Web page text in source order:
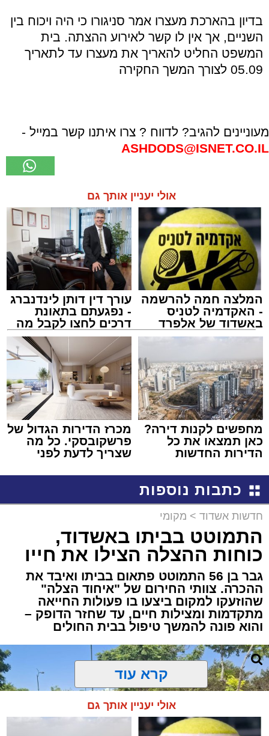
בדיון בהארכת מעצרו אמר סניגורו כי היה ויכוח בין
השניים, אך אין לו קשר לאירוע ההצתה. בית
המשפט החליט להאריך את מעצרו עד לתאריך
05.09 לצורך המשך החקירה
מעוניינים להגיב? לדווח ? צרו איתנו קשר במייל -
ASHDODS@ISNET.CO.IL
אולי יעניין אותך גם
המלצה חמה להרשמה
- האקדמיה לטניס
באשדוד של אלפרד
קריאולנסקי - לילדים
עורך דין דותן לינדנברג
- נפגעתם בתאונת
דרכים לחצו לקבל מה
שמגיע לכם
מחפשים לקנות דירה?
כאן תמצאו את כל
הדירות החדשות
מכרז הדירות הגדול של
פרשקובסקי. כל מה
שצריך לדעת לפני
באשדוד
כתבות נוספות
חדשות אשדוד > מקומי
התמוטט בביתו באשדוד,
כוחות ההצלה הצילו את חייו
גבר בן 56 התמוטט פתאום בביתו ואיבד את
ההכרה. צוותי החירום של "איחוד הצלה"
שהוזעקו למקום ביצעו בו פעולות החייאה
מתקדמות ומצילות חיים, עד שחזר הדופק –
והוא פונה להמשך טיפול בבית החולים
קרא עוד
אולי יעניין אותך גם